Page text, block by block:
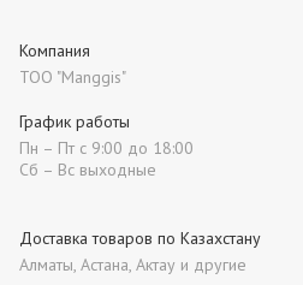
Компания
ТОО "Manggis"
Доставка товаров по Казахстану
Алматы, Астана, Актау и другие
График работы
Пн – Пт с 9:00 до 18:00
Сб – Вс выходные